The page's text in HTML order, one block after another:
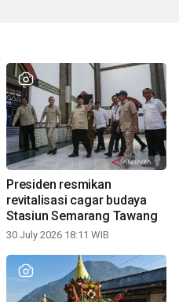
Presiden resmikan
revitalisasi cagar budaya
Stasiun Semarang Tawang
30 July 2026 18:11 WIB